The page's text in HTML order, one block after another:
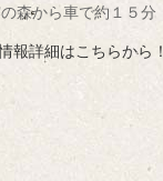
森から車で約１５分
報詳細はこちらから！